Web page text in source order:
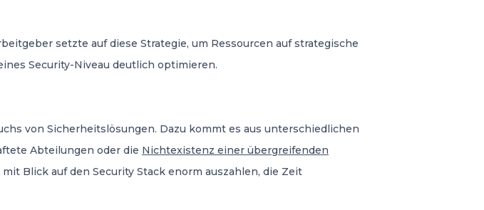
setzte auf diese Strategie, um Ressourcen auf strategische
Security-Niveau deutlich optimieren.
von Sicherheitslösungen. Dazu kommt es aus unterschiedlichen
Abteilungen oder die Nichtexistenz einer übergreifenden
Blick auf den Security Stack enorm auszahlen, die Zeit